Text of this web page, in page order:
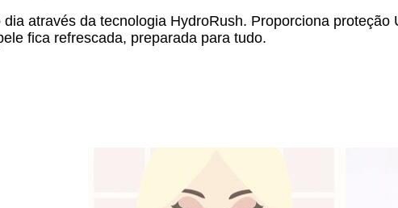
através da tecnologia HydroRush. Proporciona proteção
fica refrescada, preparada para tudo.